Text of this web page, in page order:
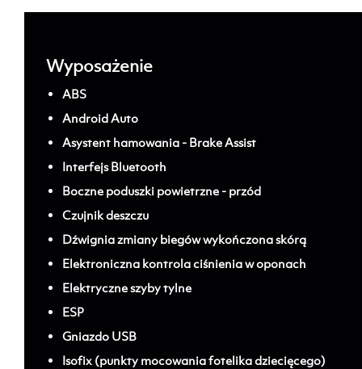
Wyposażenie
ABS
Android Auto
Asystent hamowania - Brake Assist
Interfejs Bluetooth
Boczne poduszki powietrzne - przód
Czujnik deszczu
Dźwignia zmiany biegów wykończona skórą
Elektroniczna kontrola ciśnienia w oponach
Elektryczne szyby tylne
ESP
Gniazdo USB
Isofix (punkty mocowania fotelika dziecięcego)